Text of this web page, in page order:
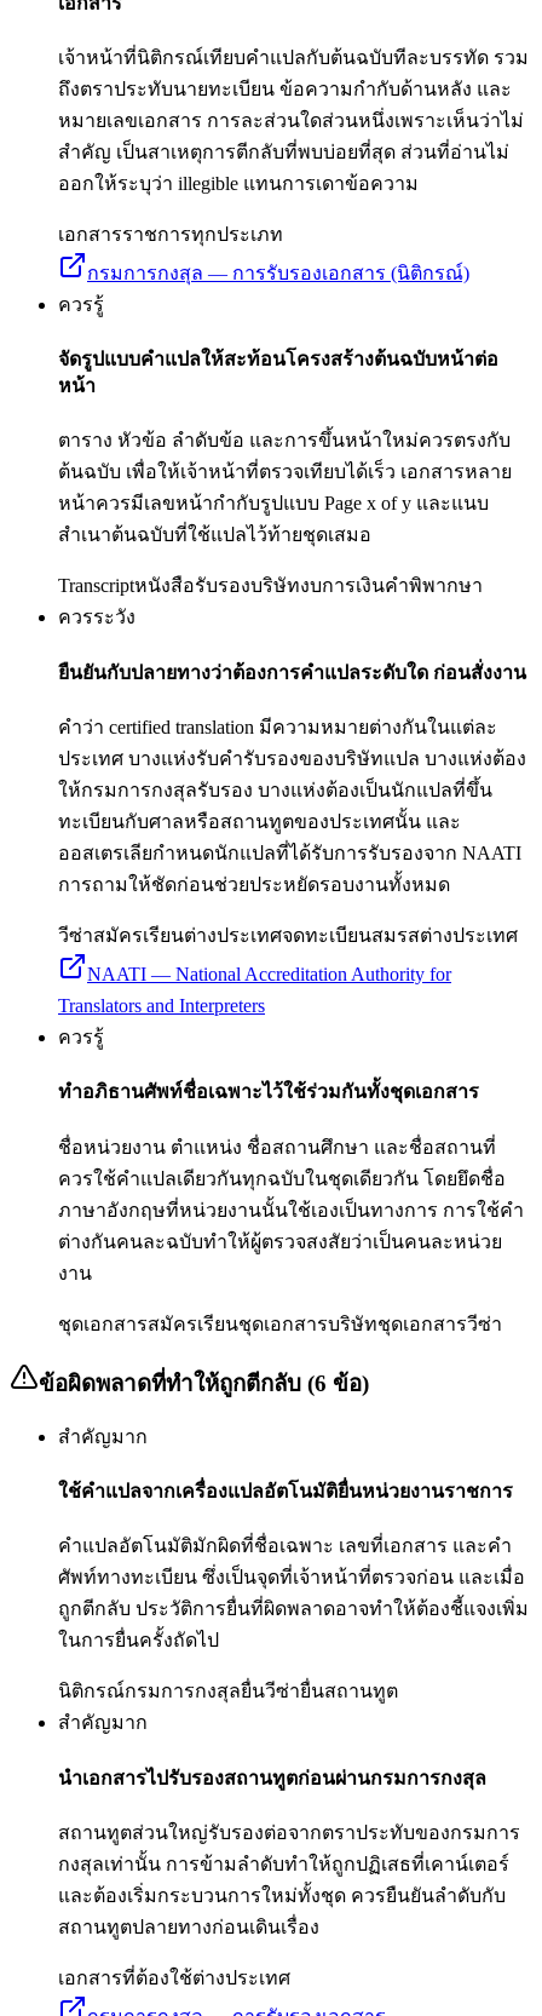
เจ้าหน้าที่นิติกรณ์เทียบคำแปลกับต้นฉบับทีละบรรทัด รวม
ถึงตราประทับนายทะเบียน ข้อความกำกับด้านหลัง และ
หมายเลขเอกสาร การละส่วนใดส่วนหนึ่งเพราะเห็นว่าไม่
สำคัญ เป็นสาเหตุการตีกลับที่พบบ่อยที่สุด ส่วนที่อ่านไม่
ออกให้ระบุว่า illegible แทนการเดาข้อความ
เอกสารราชการทุกประเภท
กรมการกงสุล — การรับรองเอกสาร (นิติกรณ์)
ควรรู้
จัดรูปแบบคำแปลให้สะท้อนโครงสร้างต้นฉบับหน้าต่อ
หน้า
ตาราง หัวข้อ ลำดับข้อ และการขึ้นหน้าใหม่ควรตรงกับ
ต้นฉบับ เพื่อให้เจ้าหน้าที่ตรวจเทียบได้เร็ว เอกสารหลาย
หน้าควรมีเลขหน้ากำกับรูปแบบ Page x of y และแนบ
สำเนาต้นฉบับที่ใช้แปลไว้ท้ายชุดเสมอ
Transcriptหนังสือรับรองบริษัทงบการเงินคำพิพากษา
ควรระวัง
ยืนยันกับปลายทางว่าต้องการคำแปลระดับใด ก่อนสั่งงาน
คำว่า certified translation มีความหมายต่างกันในแต่ละ
ประเทศ บางแห่งรับคำรับรองของบริษัทแปล บางแห่งต้อง
ให้กรมการกงสุลรับรอง บางแห่งต้องเป็นนักแปลที่ขึ้น
ทะเบียนกับศาลหรือสถานทูตของประเทศนั้น และ
ออสเตรเลียกำหนดนักแปลที่ได้รับการรับรองจาก NAATI
การถามให้ชัดก่อนช่วยประหยัดรอบงานทั้งหมด
วีซ่าสมัครเรียนต่างประเทศจดทะเบียนสมรสต่างประเทศ
NAATI — National Accreditation Authority for
Translators and Interpreters
ควรรู้
ทำอภิธานศัพท์ชื่อเฉพาะไว้ใช้ร่วมกันทั้งชุดเอกสาร
ชื่อหน่วยงาน ตำแหน่ง ชื่อสถานศึกษา และชื่อสถานที่
ควรใช้คำแปลเดียวกันทุกฉบับในชุดเดียวกัน โดยยึดชื่อ
ภาษาอังกฤษที่หน่วยงานนั้นใช้เองเป็นทางการ การใช้คำ
ต่างกันคนละฉบับทำให้ผู้ตรวจสงสัยว่าเป็นคนละหน่วย
งาน
ชุดเอกสารสมัครเรียนชุดเอกสารบริษัทชุดเอกสารวีซ่า
ข้อผิดพลาดที่ทำให้ถูกตีกลับ (6 ข้อ)
สำคัญมาก
ใช้คำแปลจากเครื่องแปลอัตโนมัติยื่นหน่วยงานราชการ
คำแปลอัตโนมัติมักผิดที่ชื่อเฉพาะ เลขที่เอกสาร และคำ
ศัพท์ทางทะเบียน ซึ่งเป็นจุดที่เจ้าหน้าที่ตรวจก่อน และเมื่อ
ถูกตีกลับ ประวัติการยื่นที่ผิดพลาดอาจทำให้ต้องชี้แจงเพิ่ม
ในการยื่นครั้งถัดไป
นิติกรณ์กรมการกงสุลยื่นวีซ่ายื่นสถานทูต
สำคัญมาก
นำเอกสารไปรับรองสถานทูตก่อนผ่านกรมการกงสุล
สถานทูตส่วนใหญ่รับรองต่อจากตราประทับของกรมการ
กงสุลเท่านั้น การข้ามลำดับทำให้ถูกปฏิเสธที่เคาน์เตอร์
และต้องเริ่มกระบวนการใหม่ทั้งชุด ควรยืนยันลำดับกับ
สถานทูตปลายทางก่อนเดินเรื่อง
เอกสารที่ต้องใช้ต่างประเทศ